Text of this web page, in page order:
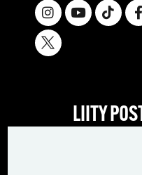
LIITY